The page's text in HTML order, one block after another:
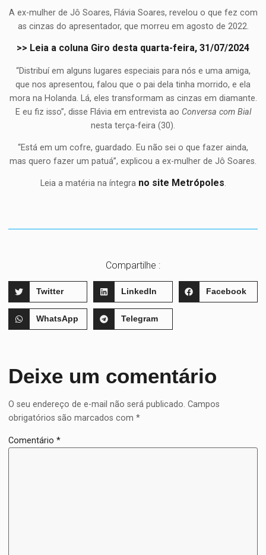
A ex-mulher de Jô Soares, Flávia Soares, revelou o que fez com
as cinzas do apresentador, que morreu em agosto de 2022.
>> Leia a coluna Giro desta quarta-feira, 31/07/2024
“Distribuí em alguns lugares especiais para nós e uma amiga,
que nos apresentou, falou que o pai dela tinha morrido, e ela
mora na Holanda. Lá, eles transformam as cinzas em diamante.
E eu fiz isso”, disse Flávia em entrevista ao Conversa com Bial
nesta terça-feira (30).
“Está em um cofre, guardado. Eu não sei o que fazer ainda,
mas quero fazer um patuá”, explicou a ex-mulher de Jô Soares.
Leia a matéria na íntegra no site Metrópoles.
Compartilhe :
Twitter LinkedIn Facebook
WhatsApp Telegram
Deixe um comentário
O seu endereço de e-mail não será publicado. Campos
obrigatórios são marcados com*
Comentário*